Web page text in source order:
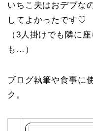
いちこ夫はおデブな
してよかったです♡
（3人掛けでも隣に
も…）
ブログ執筆や食事に
ク。